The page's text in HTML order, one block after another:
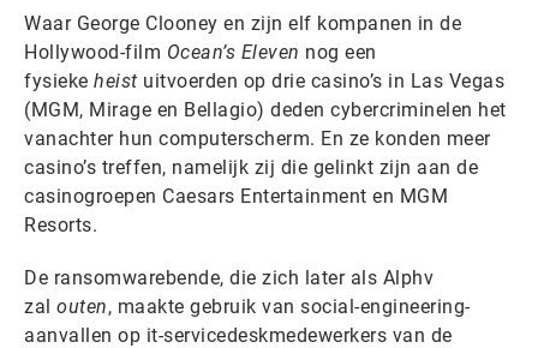
Waar George Clooney en zijn elf kompanen in de
Hollywood-film Ocean’s Eleven nog een
fysieke heist uitvoerden op drie casino’s in Las Vegas
(MGM, Mirage en Bellagio) deden cybercriminelen het
vanachter hun computerscherm. En ze konden meer
casino’s treffen, namelijk zij die gelinkt zijn aan de
casinogroepen Caesars Entertainment en MGM
Resorts.
De ransomwarebende, die zich later als Alphv
zal outen, maakte gebruik van social-engineering-
aanvallen op it-servicedeskmedewerkers van de